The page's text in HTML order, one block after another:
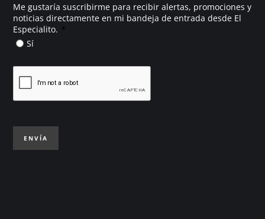
Me gustaría suscribirme para recibir alertas, promociones y
noticias directamente en mi bandeja de entrada desde El
Especialito. *
Sí
ENVÍA